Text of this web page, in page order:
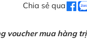
Chia sẻ qua
voucher mua hàng trị